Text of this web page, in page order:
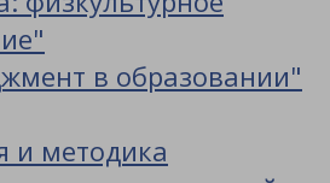
в образовании"
и методика